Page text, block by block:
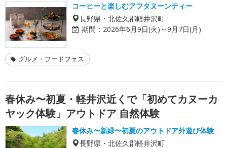
コーヒーと楽しむアフタヌーンティー
長野県・北佐久郡軽井沢町
期間： 2026年6月9日(火)～9月7日(月)
グルメ・フードフェス
春休み〜初夏・軽井沢近くで「初めてカヌーカ
ヤック体験」アウトドア 自然体験
春休み〜新緑〜初夏のアウトドア外遊び体験
長野県・北佐久郡軽井沢町